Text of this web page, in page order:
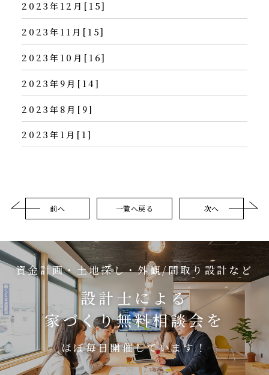
2023年12月[15]
2023年11月[15]
2023年10月[16]
2023年9月[14]
2023年8月[9]
2023年1月[1]
前へ 一覧へ戻る 次へ
資金計画・土地探し・外観/間取り設計など
設計士による
家づくり無料相談会を
ほぼ毎日開催しています！